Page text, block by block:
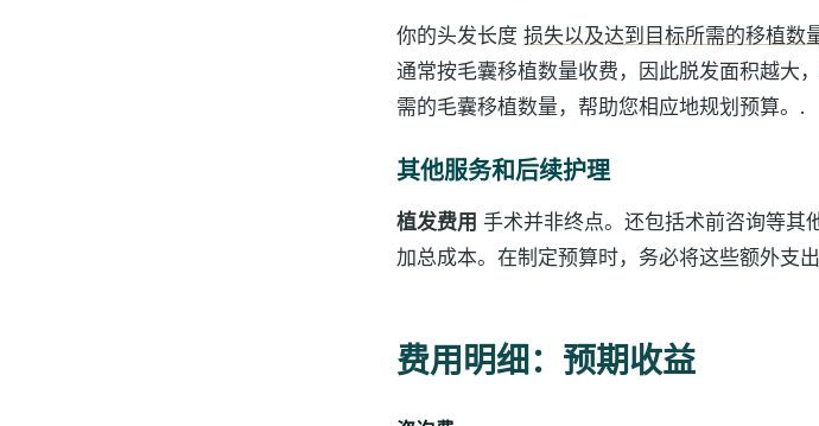
你的头发长度 损失以及达到目标所需的移植数
通常按毛囊移植数量收费，因此脱发面积越大
需的毛囊移植数量，帮助您相应地规划预算。.
其他服务和后续护理
植发费用 手术并非终点。还包括术前咨询等其
加总成本。在制定预算时，务必将这些额外支
费用明细：预期收益